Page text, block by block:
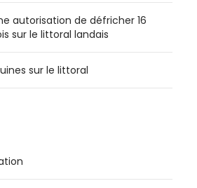
autorisation de défricher 16
sur le littoral landais
sur le littoral